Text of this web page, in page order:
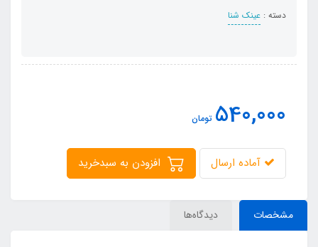
دسته : عینک شنا
540,000 تومان
آماده ارسال
مشخصات دیدگاه‌ها